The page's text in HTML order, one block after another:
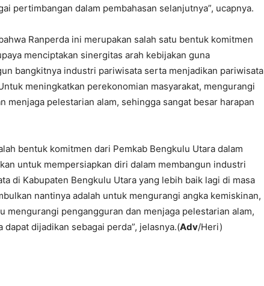
pertimbangan dalam pembahasan selanjutnya”, ucapnya.
Ranperda ini merupakan salah satu bentuk komitmen
menciptakan sinergitas arah kebijakan guna
bangkitnya industri pariwisata serta menjadikan pariwisata
meningkatkan perekonomian masyarakat, mengurangi
menjaga pelestarian alam, sehingga sangat besar harapan
bentuk komitmen dari Pemkab Bengkulu Utara dalam
untuk mempersiapkan diri dalam membangun industri
di Kabupaten Bengkulu Utara yang lebih baik lagi di masa
nantinya adalah untuk mengurangi angka kemiskinan,
mengurangi pengangguran dan menjaga pelestarian alam,
dijadikan sebagai perda”, jelasnya.(Adv/Heri)